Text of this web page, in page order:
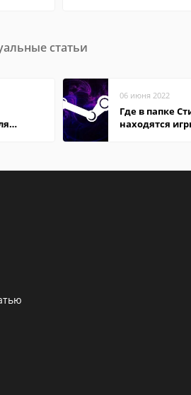
статьи
06 июня 2022
Где в папке
находятся